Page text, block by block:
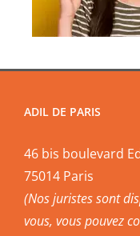
ADIL DE PARIS
46 bis boulevard
75014 Paris
(Nos juristes sont
vous, vous pouvez